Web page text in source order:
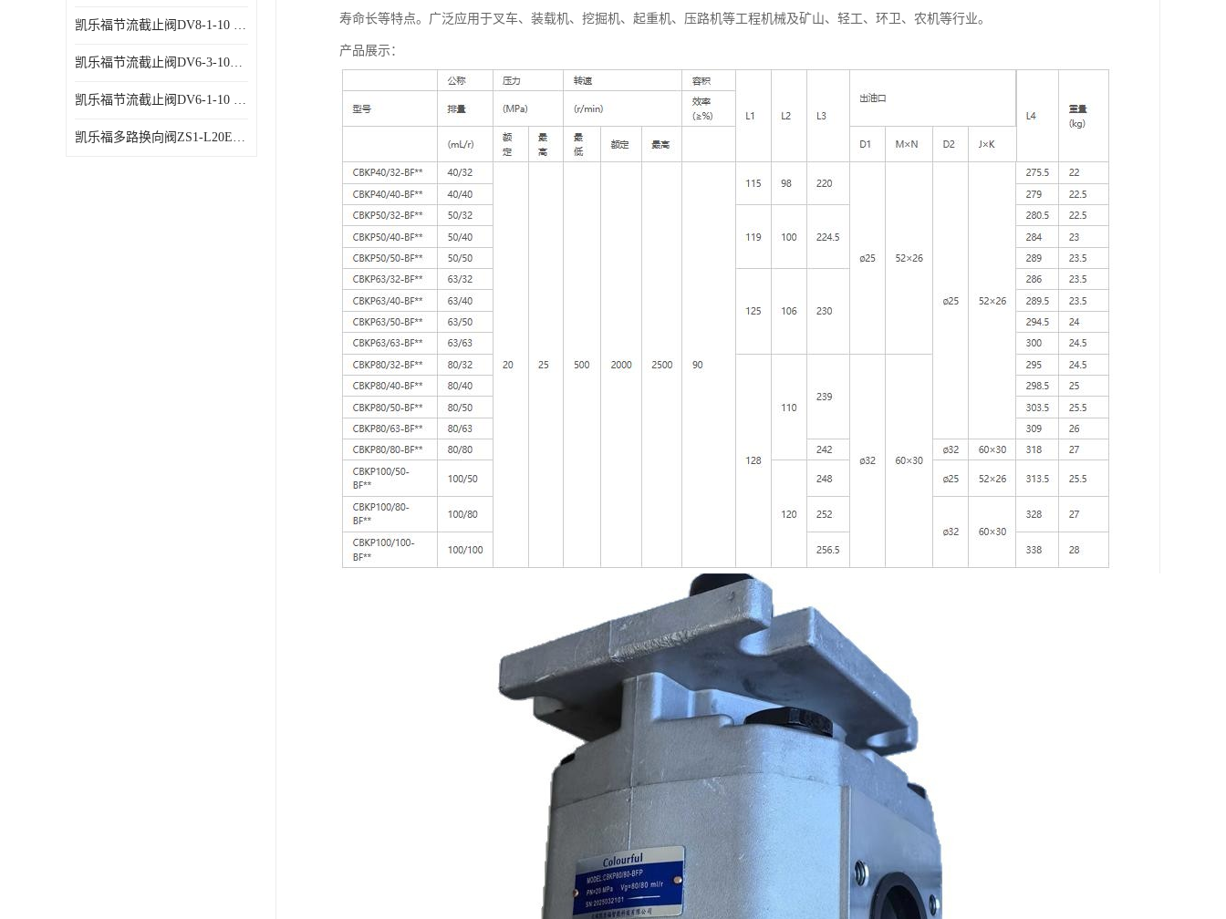
凯乐福节流截止阀DV8-1-10 液压站节流阀
凯乐福节流截止阀DV6-3-10液压站节流阀
凯乐福节流截止阀DV6-1-10 液压站节流阀
凯乐福多路换向阀ZS1-L20E-OT多路阀厂家
寿命长等特点。广泛应用于叉车、装载机、挖掘机、起重机、压路机等工程机械及矿山、轻工、环卫、农机等行业。
产品展示：